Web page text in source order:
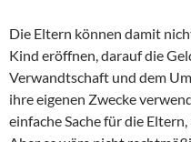
Die Eltern können damit
Kind eröffnen, darauf die
Verwandtschaft und dem
ihre eigenen Zwecke
einfache Sache für die